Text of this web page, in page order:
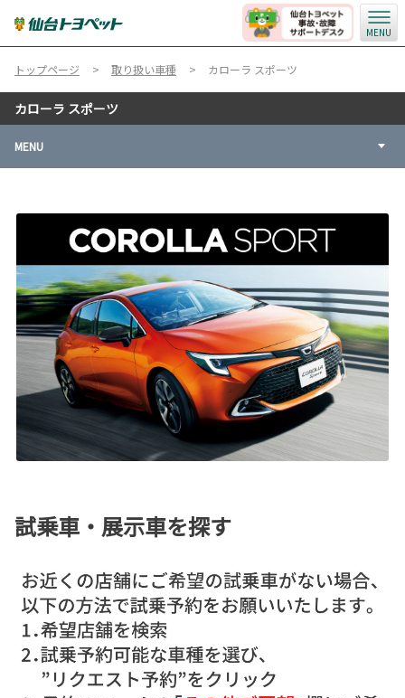
MENU
トップページ 取り扱い車種 カローラ スポーツ
カローラ スポーツ
MENU
試乗車・展示車を探す